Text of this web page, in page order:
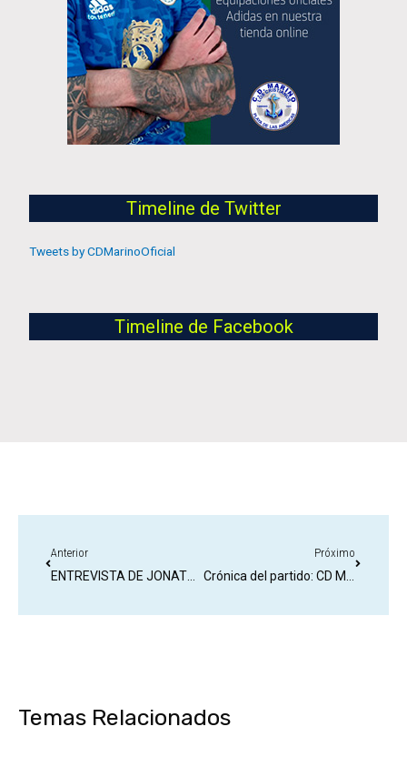
Timeline de Twitter
Tweets by CDMarinoOficial
Timeline de Facebook
Anterior
ENTREVISTA DE JONATHAN KORBLA EN RADIO OASISFM TENERIFE.
Próximo
Crónica del partido: CD Marino 3-1 UD San Fernando (Jornada 15, Tercera RFEF)
Temas Relacionados